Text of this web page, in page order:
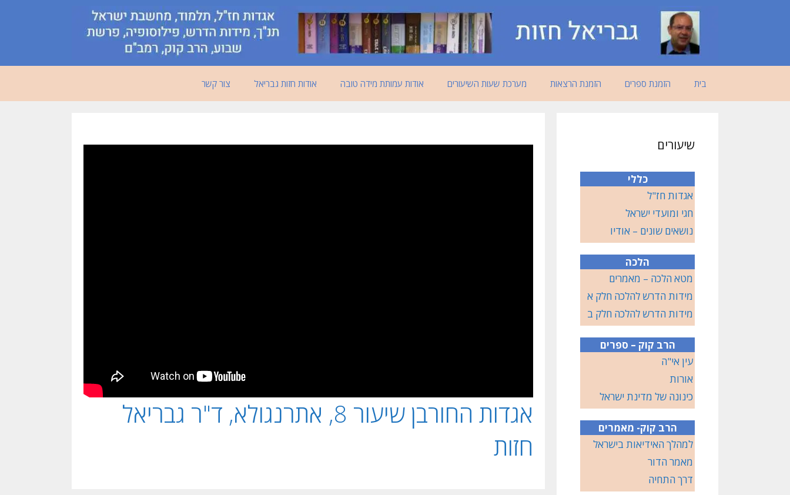
בית הזמנת ספרים הזמנת הרצאות מערכת שעות השיעורים אודות עמותת מידה טובה אודות חזות גבריאל צור קשר
אגדות החורבן שיעור 8, אתרנגולא, ד"ר גבריאל
חזות
שיעורים
כללי
אגדות חז"ל
חגי ומועדי ישראל
נושאים שונים – אודיו
הלכה
מטא הלכה – מאמרים
מידות הדרש להלכה חלק א
מידות הדרש להלכה חלק ב
הרב קוק – ספרים
עין אי"ה
אורות
כינונה של מדינת ישראל
הרב קוק- מאמרים
למהלך האידיאות בישראל
מאמר הדור
דרך התחיה